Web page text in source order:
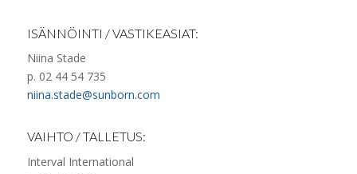
ISÄNNÖINTI / VASTIKEASIAT:
Niina Stade
p. 02 44 54 735
niina.stade@sunborn.com
VAIHTO / TALLETUS:
Interval International